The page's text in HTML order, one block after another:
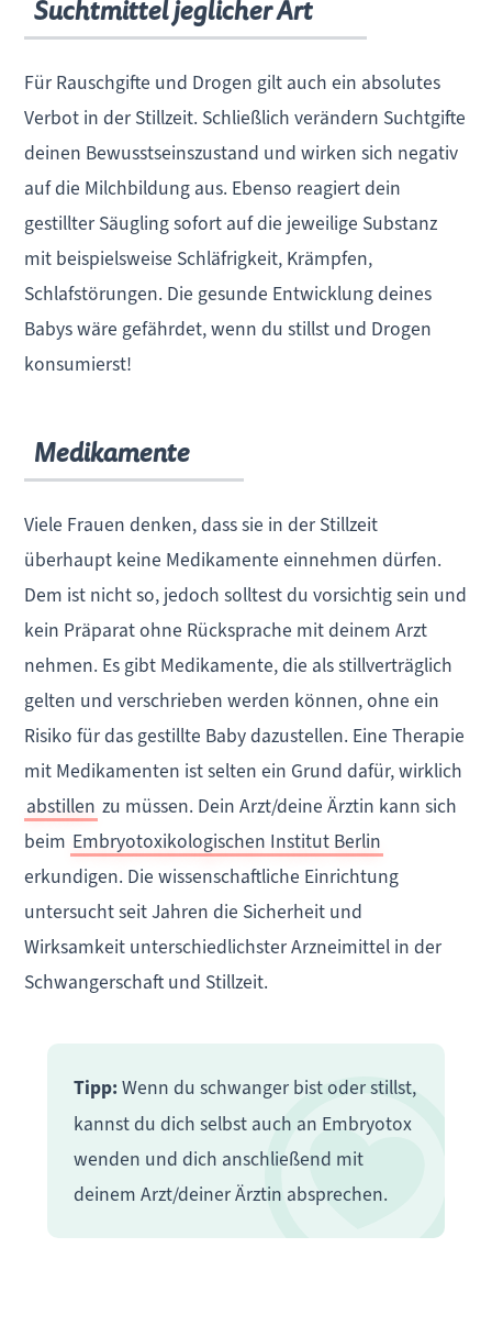
Suchtmittel jeglicher Art
Für Rauschgifte und Drogen gilt auch ein absolutes
Verbot in der Stillzeit. Schließlich verändern Suchtgifte
deinen Bewusstseinszustand und wirken sich negativ
auf die Milchbildung aus. Ebenso reagiert dein
gestillter Säugling sofort auf die jeweilige Substanz
mit beispielsweise Schläfrigkeit, Krämpfen,
Schlafstörungen. Die gesunde Entwicklung deines
Babys wäre gefährdet, wenn du stillst und Drogen
konsumierst!
Medikamente
Viele Frauen denken, dass sie in der Stillzeit
überhaupt keine Medikamente einnehmen dürfen.
Dem ist nicht so, jedoch solltest du vorsichtig sein und
kein Präparat ohne Rücksprache mit deinem Arzt
nehmen. Es gibt Medikamente, die als stillverträglich
gelten und verschrieben werden können, ohne ein
Risiko für das gestillte Baby dazustellen. Eine Therapie
mit Medikamenten ist selten ein Grund dafür, wirklich
abstillen zu müssen. Dein Arzt/deine Ärztin kann sich
beim Embryotoxikologischen Institut Berlin
erkundigen. Die wissenschaftliche Einrichtung
untersucht seit Jahren die Sicherheit und
Wirksamkeit unterschiedlichster Arzneimittel in der
Schwangerschaft und Stillzeit.
Tipp: Wenn du schwanger bist oder stillst,
kannst du dich selbst auch an Embryotox
wenden und dich anschließend mit
deinem Arzt/deiner Ärztin absprechen.